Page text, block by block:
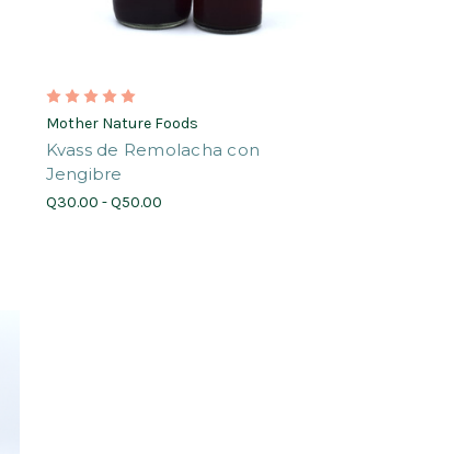
Mother Nature Foods
Kvass de Remolacha con
Jengibre
Q30.00 - Q50.00